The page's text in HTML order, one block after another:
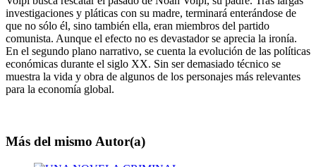
investigaciones y pláticas con su madre, terminará enterándose de
que no sólo él, sino también ella, eran miembros del partido
comunista. Aunque el efecto no es devastador se aprecia la ironía.
En el segundo plano narrativo, se cuenta la evolución de las políticas
económicas durante el siglo XX. Sin ser demasiado técnico se
muestra la vida y obra de algunos de los personajes más relevantes
para la economía global.
Más del mismo Autor(a)